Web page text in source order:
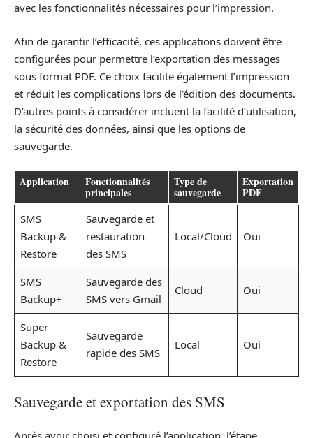
avec les fonctionnalités nécessaires pour l’impression.
Afin de garantir l’efficacité, ces applications doivent être
configurées pour permettre l’exportation des messages
sous format PDF. Ce choix facilite également l’impression
et réduit les complications lors de l’édition des documents.
D’autres points à considérer incluent la facilité d’utilisation,
la sécurité des données, ainsi que les options de
sauvegarde.
Application Fonctionnalités
principales
Type de
sauvegarde
Exportation
PDF
SMS
Backup &
Restore
Sauvegarde et
restauration
des SMS
Local/Cloud Oui
SMS
Backup+
Sauvegarde des
SMS vers Gmail
Cloud Oui
Super
Backup &
Restore
Sauvegarde
rapide des SMS
Local Oui
Sauvegarde et exportation des SMS
Après avoir choisi et configuré l’application, l’étape